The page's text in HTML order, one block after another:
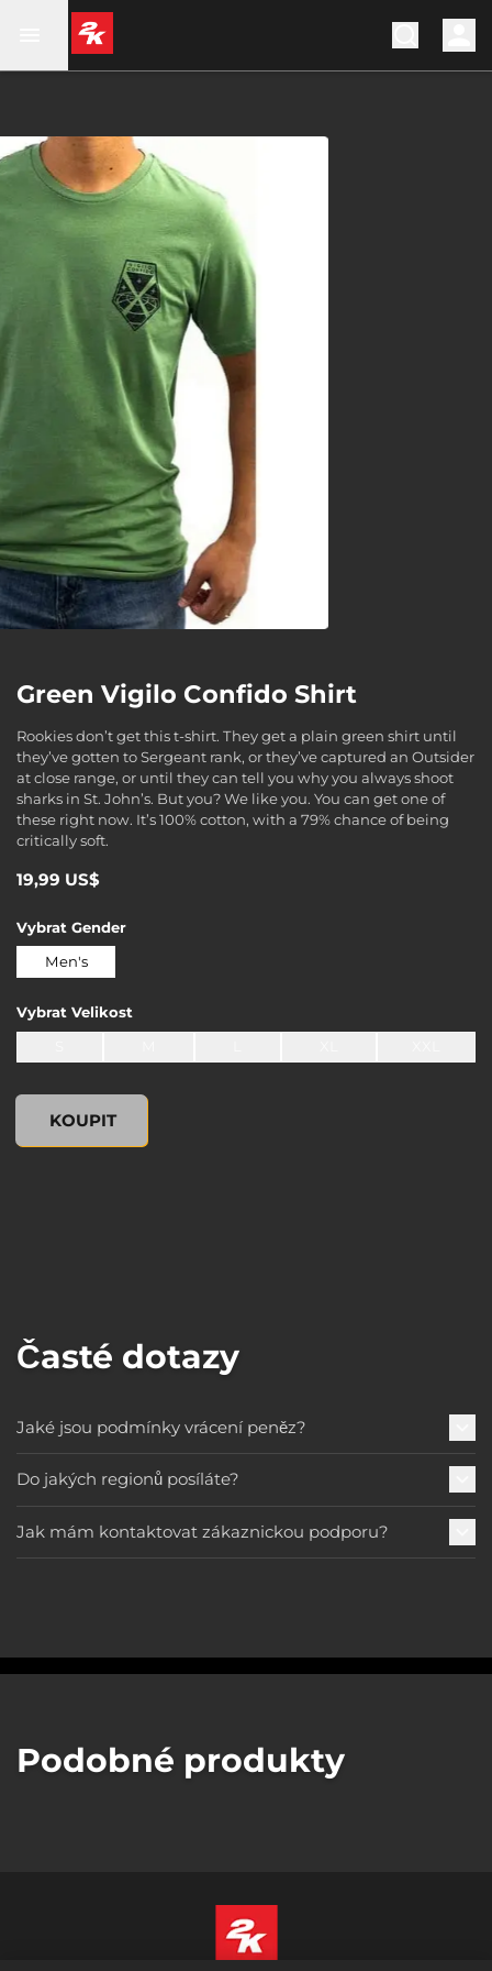
Green Vigilo Confido Shirt
Rookies don’t get this t-shirt. They get a plain green shirt until
they’ve gotten to Sergeant rank, or they’ve captured an Outsider
at close range, or until they can tell you why you always shoot
sharks in St. John’s. But you? We like you. You can get one of
these right now. It’s 100% cotton, with a 79% chance of being
critically soft.
19,99 US$
Vybrat Gender
Men's
Vybrat Velikost
KOUPIT
undefined, , 0,00 US$
Časté dotazy
Jaké jsou podmínky vrácení peněz?
Do jakých regionů posíláte?
Jak mám kontaktovat zákaznickou podporu?
Podobné produkty